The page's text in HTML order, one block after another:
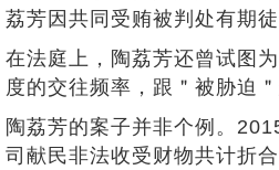
荔芳因共同受贿被判处有期徒
在法庭上，陶荔芳还曾试图
度的交往频率，跟＂被胁迫
陶荔芳的案子并非个例。
司献民非法收受财物共计折